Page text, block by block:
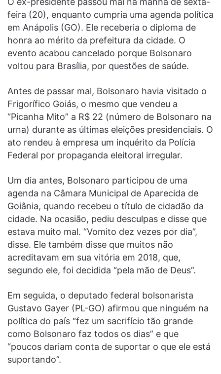
feira (20), enquanto cumpria uma agenda política
em Anápolis (GO). Ele receberia o diploma de
honra ao mérito da prefeitura da cidade. O
evento acabou cancelado porque Bolsonaro
voltou para Brasília, por questões de saúde.
Antes de passar mal, Bolsonaro havia visitado o
Frigorífico Goiás, o mesmo que vendeu a
“Picanha Mito” a R$ 22 (número de Bolsonaro na
urna) durante as últimas eleições presidenciais. O
ato rendeu à empresa um inquérito da Polícia
Federal por propaganda eleitoral irregular.
Um dia antes, Bolsonaro participou de uma
agenda na Câmara Municipal de Aparecida de
Goiânia, quando recebeu o título de cidadão da
cidade. Na ocasião, pediu desculpas e disse que
estava muito mal. “Vomito dez vezes por dia”,
disse. Ele também disse que muitos não
acreditavam em sua vitória em 2018, que,
segundo ele, foi decidida “pela mão de Deus”.
Em seguida, o deputado federal bolsonarista
Gustavo Gayer (PL-GO) afirmou que ninguém na
política do país “fez um sacrifício tão grande
como Bolsonaro faz todos os dias” e que
“poucos dariam conta de suportar o que ele está
suportando”.